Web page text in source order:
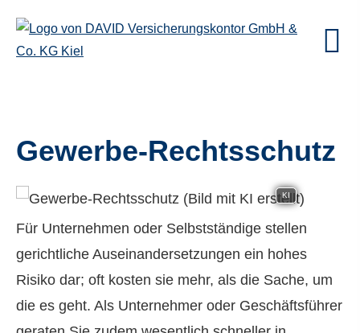
Gewerbe-Rechtsschutz
KI
Für Unternehmen oder Selbstständige stellen
gerichtliche Auseinandersetzungen ein hohes
Risiko dar; oft kosten sie mehr, als die Sache, um
die es geht. Als Unternehmer oder Geschäftsführer